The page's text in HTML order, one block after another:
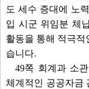
도 세수 증대에 노
입 시군 위임분 체
활동을 통해 적극적
습니다.
49쪽 회계과 소
체계적인 공공자금